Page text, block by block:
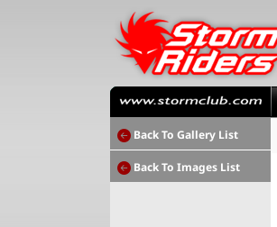
Back To Gallery List
Back To Images List